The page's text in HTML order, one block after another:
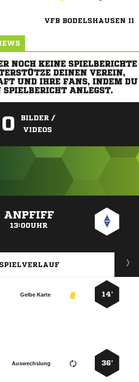
VFB BODELSHAUSEN II
NOCH KEINE SPIELBERICHTE
DEINEN VEREIN,
UND IHRE FANS, INDEM DU
SPIELBERICHT ANLEGST.
0
BILDER /
VIDEOS
ANPFIFF
13:00UHR
SPIELVERLAUF
14’
Gelbe Karte
36’
Auswechslung